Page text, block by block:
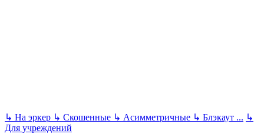
↳ На эркер ↳ Скошенные ↳ Асимметричные ↳ Блэкаут ... ↳
Для учреждений